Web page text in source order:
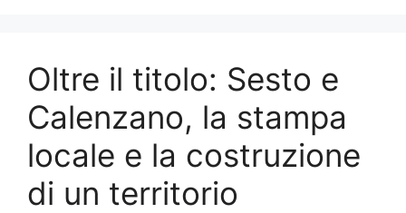
Oltre il titolo: Sesto e
Calenzano, la stampa
locale e la costruzione
di un territorio